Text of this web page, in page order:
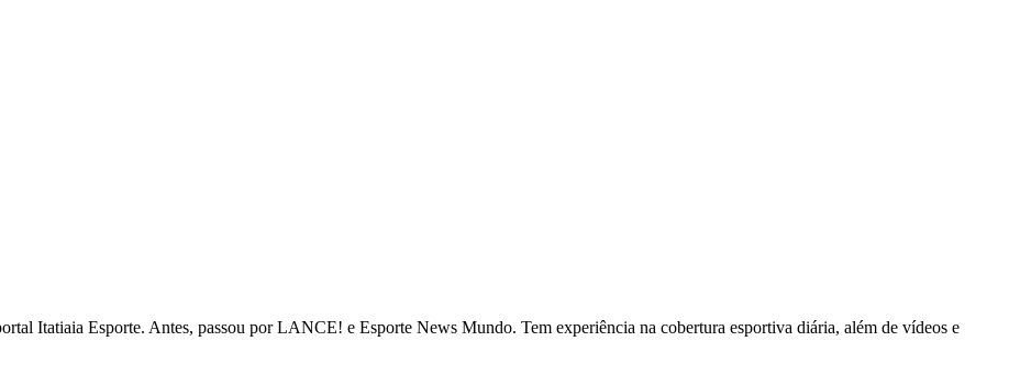
Itatiaia Esporte. Antes, passou por LANCE! e Esporte News Mundo. Tem experiência na cobertura esportiva diária, além de vídeos e